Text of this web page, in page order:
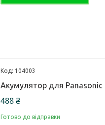
104003
Акумулятор для Panasonic
488 ₴
Готово до відправки